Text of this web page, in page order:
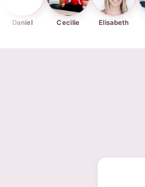
Cecilie Elisabeth Hanna